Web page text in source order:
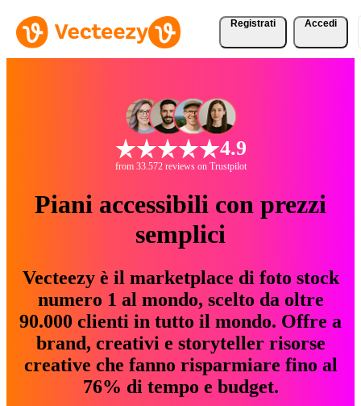
Registrati Accedi
4.9
from 33.572 reviews on Trustpilot
Piani accessibili con prezzi
semplici
Vecteezy è il marketplace di foto stock
numero 1 al mondo, scelto da oltre
90.000 clienti in tutto il mondo. Offre a
brand, creativi e storyteller risorse
creative che fanno risparmiare fino al
76% di tempo e budget.